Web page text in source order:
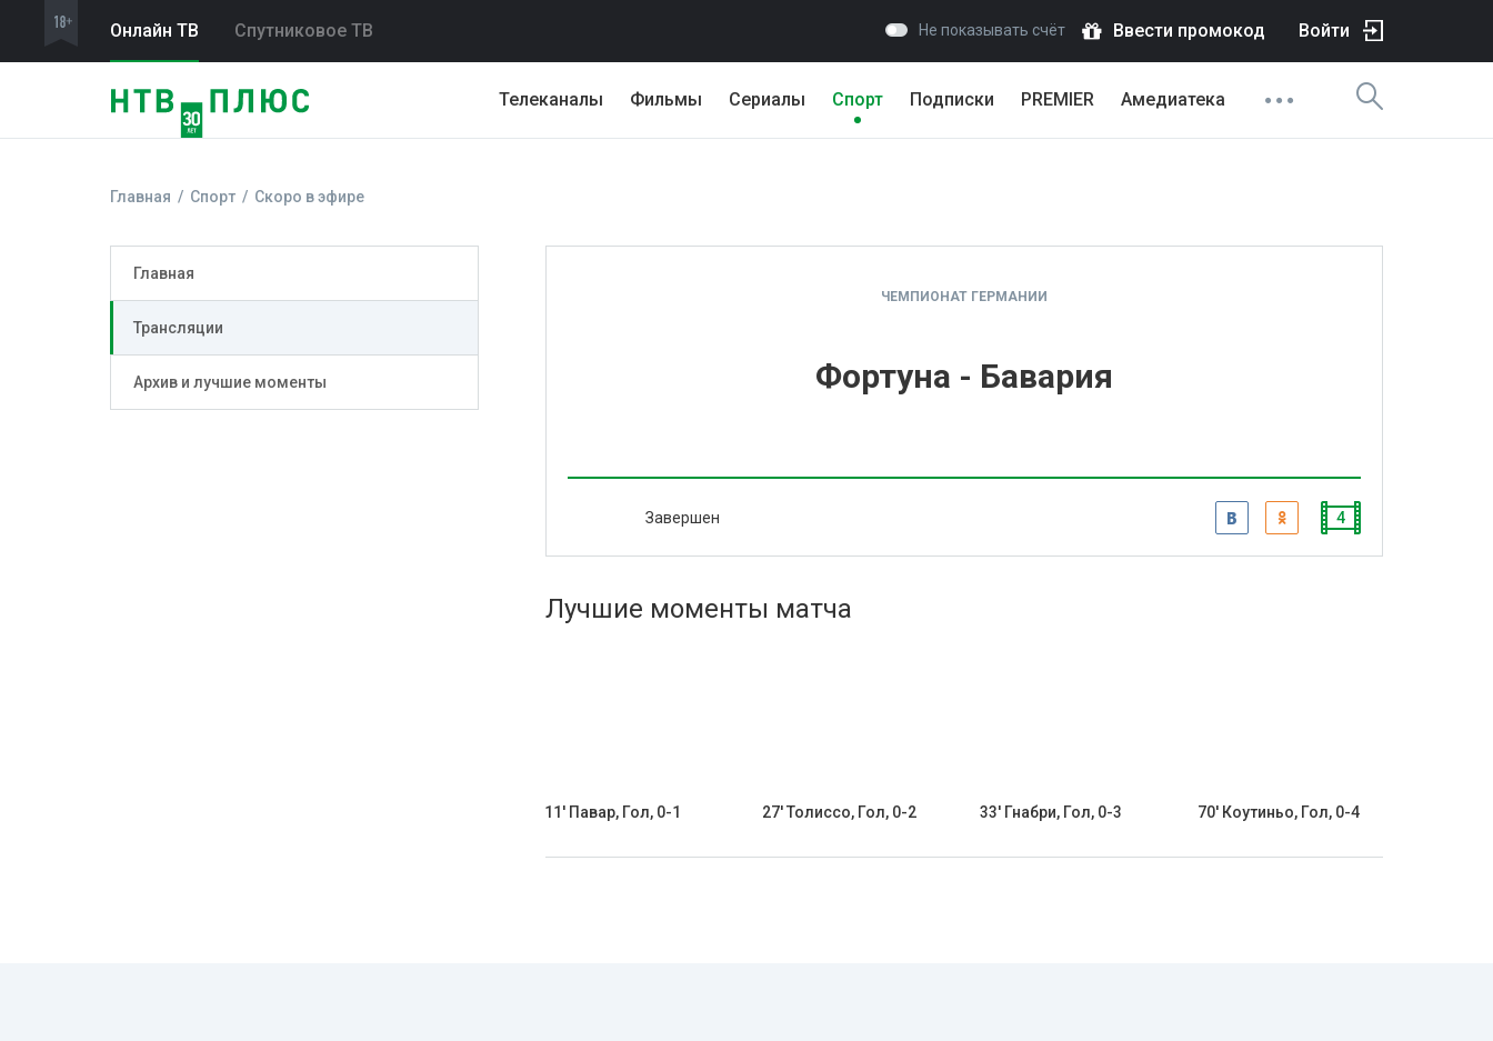
Онлайн ТВ Спутниковое ТВ Не показывать счёт Ввести промокод Войти
Телеканалы Фильмы Сериалы Спорт Подписки PREMIER Амедиатека
Главная Спорт Скоро в эфире
Главная
Трансляции
Архив и лучшие моменты
ЧЕМПИОНАТ ГЕРМАНИИ
Фортуна - Бавария
Завершен 4
Лучшие моменты матча
11' Павар, Гол, 0-1 27' Толиссо, Гол, 0-2 33' Гнабри, Гол, 0-3 70' Коутиньо, Гол, 0-4